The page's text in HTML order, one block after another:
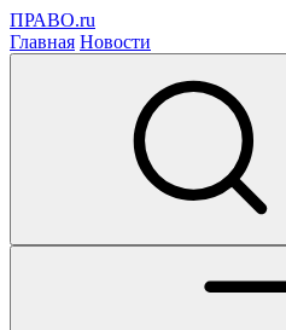
ПРАВО.ru
Главная Новости